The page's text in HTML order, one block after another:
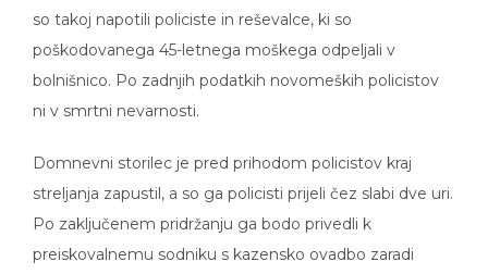
so takoj napotili policiste in reševalce, ki so
poškodovanega 45-letnega moškega odpeljali v
bolnišnico. Po zadnjih podatkih novomeških policistov
ni v smrtni nevarnosti.
Domnevni storilec je pred prihodom policistov kraj
streljanja zapustil, a so ga policisti prijeli čez slabi dve uri.
Po zaključenem pridržanju ga bodo privedli k
preiskovalnemu sodniku s kazensko ovadbo zaradi